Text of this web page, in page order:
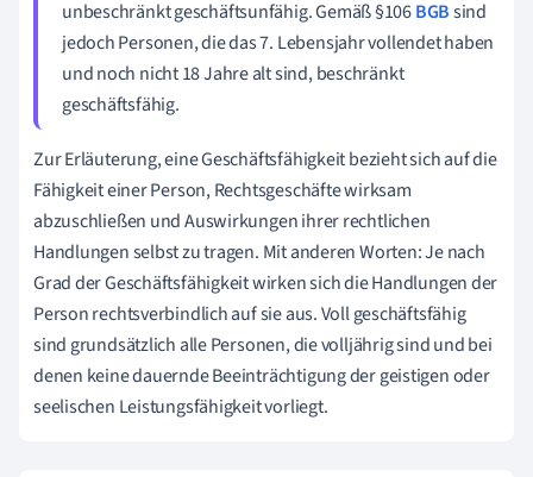
unbeschränkt geschäftsunfähig. Gemäß §106BGBsind
jedoch Personen, die das 7. Lebensjahr vollendet haben
und noch nicht 18 Jahre alt sind, beschränkt
geschäftsfähig.
Zur Erläuterung, eine Geschäftsfähigkeit bezieht sich auf die
Fähigkeit einer Person, Rechtsgeschäfte wirksam
abzuschließen und Auswirkungen ihrer rechtlichen
Handlungen selbst zu tragen. Mit anderen Worten: Je nach
Grad der Geschäftsfähigkeit wirken sich die Handlungen der
Person rechtsverbindlich auf sie aus. Voll geschäftsfähig
sind grundsätzlich alle Personen, die volljährig sind und bei
denen keine dauernde Beeinträchtigung der geistigen oder
seelischen Leistungsfähigkeit vorliegt.